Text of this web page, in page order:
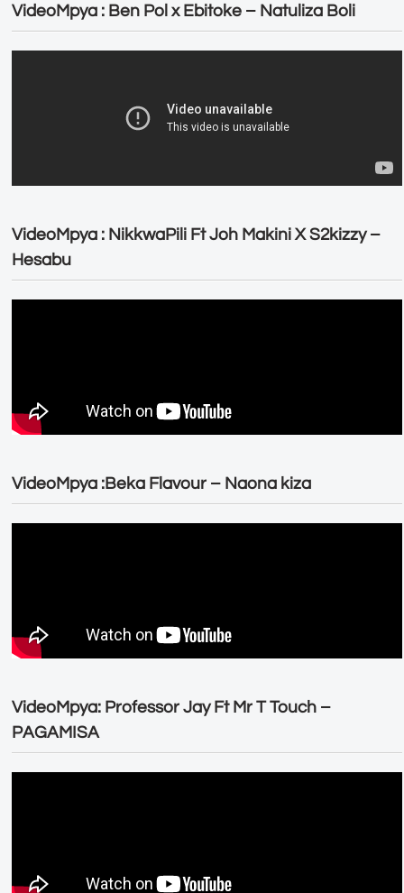
VideoMpya : Ben Pol x Ebitoke – Natuliza Boli
VideoMpya : NikkwaPili Ft Joh Makini X S2kizzy –
Hesabu
VideoMpya :Beka Flavour – Naona kiza
VideoMpya: Professor Jay Ft Mr T Touch –
PAGAMISA